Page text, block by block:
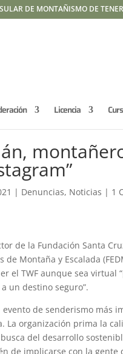
DE MONTAÑISMO DE
Licencia
| Denuncias, Noticias | 1
de la Fundación Santa
de Montaña y Escalada
el TWF aunque sea
un destino seguro”.
evento de senderismo
La organización prima la
del desarrollo
de implicarse con la